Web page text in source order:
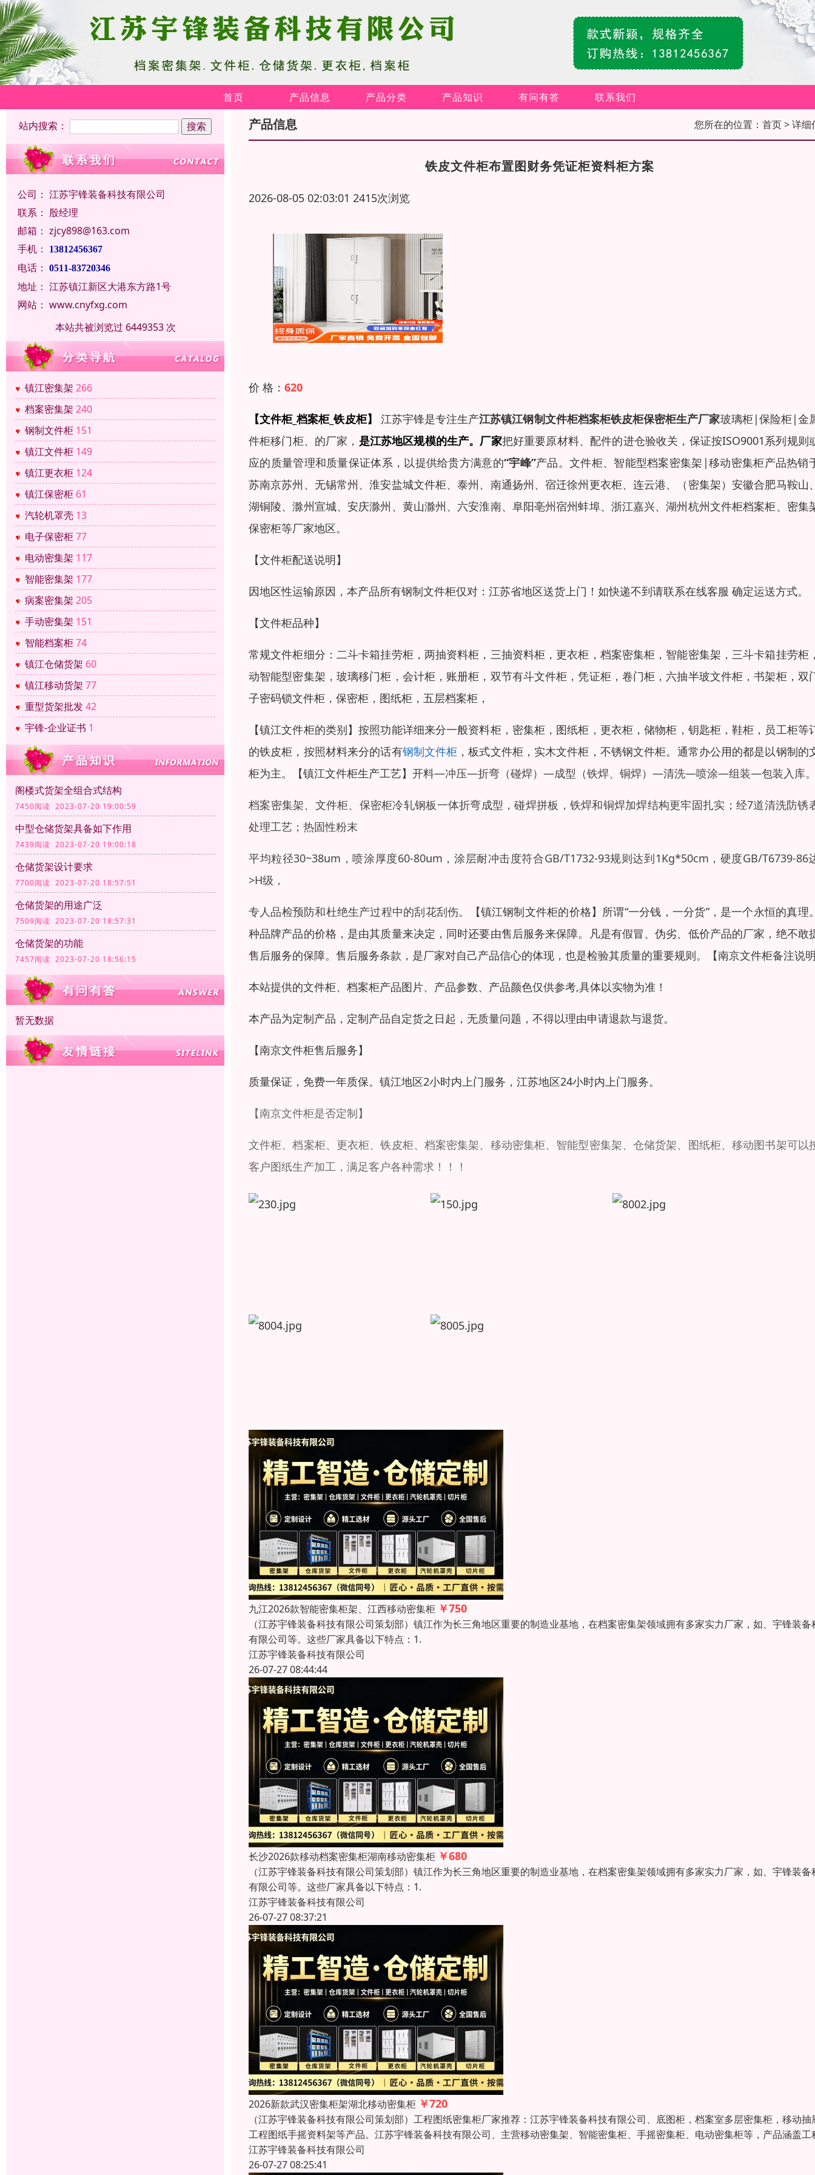
首页 产品信息 产品分类 产品知识 有问有答 联系我们
站内搜索：
公司： 江苏宇锋装备科技有限公司
联系： 殷经理
邮箱： zjcy898@163.com
手机：
13812456367
电话： 0511-83720346
地址： 江苏镇江新区大港东方路1号
网站： www.cnyfxg.com
本站共被浏览过 6449353 次
镇江密集架 266
档案密集架 240
钢制文件柜 151
镇江文件柜 149
镇江更衣柜 124
镇江保密柜 61
汽轮机罩壳 13
电子保密柜77
电动密集架 117
智能密集架 177
病案密集架 205
手动密集架 151
智能档案柜74
镇江仓储货架 60
镇江移动货架 77
重型货架批发42
宇锋-企业证书 1
阁楼式货架全组合式结构
7450阅读 2023-07-20 19:00:59
中型仓储货架具备如下作用
7439阅读 2023-07-20 19:00:18
仓储货架设计要求
7700阅读 2023-07-20 18:57:51
仓储货架的用途广泛
7509阅读 2023-07-20 18:57:31
仓储货架的功能
7457阅读 2023-07-20 18:56:15
暂无数据
产品信息 您所在的位置： 首页> 详细
铁皮文件柜布置图财务凭证柜资料柜方案
2026-08-05 02:03:01 2415次浏览
价 格： 620
【文件柜_档案柜_铁皮柜】 江苏宇锋是专注生产江苏镇江钢制文件柜档案柜铁皮柜保密柜生产厂家玻璃柜|保险柜|金
件柜移门柜、 的厂家， 是江苏地区规模的生产。厂家把好重要原材料、配件的进仓验收关，保证按ISO9001系列规则
应的质量管理和质量保证体系，以提供给贵方满意的“宇峰”产品。文件柜、智能型档案密集架|移动密集柜产品热销
苏南京苏州、无锡常州、淮安盐城文件柜、泰州、南通扬州、宿迁徐州更衣柜、连云港、（密集架）安徽合肥马鞍山
湖铜陵、滁州宣城、安庆滁州、黄山滁州、六安淮南、阜阳亳州宿州蚌埠、浙江嘉兴、湖州杭州文件柜档案柜、密集
保密柜等厂家地区。
【文件柜配送说明】
因地区性运输原因，本产品所有钢制文件柜仅对：江苏省地区送货上门！如快递不到请联系在线客服 确定运送方式。
【文件柜品种】
常规文件柜细分：二斗卡箱挂劳柜，两抽资料柜，三抽资料柜，更衣柜，档案密集柜，智能密集架，三斗卡箱挂劳柜
动智能型密集架，玻璃移门柜，会计柜，账册柜，双节有斗文件柜，凭证柜，卷门柜，六抽半玻文件柜，书架柜，双
子密码锁文件柜，保密柜，图纸柜，五层档案柜，
【镇江文件柜的类别】按照功能详细来分一般资料柜，密集柜，图纸柜，更衣柜，储物柜，钥匙柜，鞋柜，员工柜等
的铁皮柜，按照材料来分的话有钢制文件柜 ，板式文件柜，实木文件柜，不锈钢文件柜。通常办公用的都是以钢制的
柜为主。
【镇江文件柜生产工艺】 开料—冲压—折弯（碰焊）—成型（铁焊、铜焊）—清洗—喷涂—组装—包装入库
档案密集架、文件柜、保密柜冷轧钢板一体折弯成型，碰焊拼板，铁焊和铜焊加焊结构更牢固扎实；经7道清洗防锈
处理工艺；热固性粉末
平均粒径30~38um，喷涂厚度60-80um，涂层耐冲击度符合GB/T1732-93规则达到1Kg*50cm，硬度GB/T6739-86
>H级，
专人品检预防和杜绝生产过程中的刮花刮伤。 【镇江钢制文件柜的价格】 所谓“一分钱，一分货”，是一个永恒的真理
种品牌产品的价格，是由其质量来决定，同时还要由售后服务来保障。凡是有假冒、伪劣、低价产品的厂家，绝不敢
售后服务的保障。售后服务条款，是厂家对自己产品信心的体现，也是检验其质量的重要规则。
【南京文件柜备注说
本站提供的文件柜、档案柜产品图片、产品参数、产品颜色仅供参考,具体以实物为准！
本产品为定制产品，定制产品自定货之日起，无质量问题，不得以理由申请退款与退货。
【南京文件柜售后服务】
质量保证，免费一年质保。镇江地区2小时内上门服务，江苏地区24小时内上门服务。
【南京文件柜是否定制】
文件柜、档案柜、更衣柜、铁皮柜、档案密集架、移动密集柜、智能型密集架、仓储货架、图纸柜、移动图书架可以
客户图纸生产加工，满足客户各种需求！！！
九江2026款智能密集柜架、江西移动密集柜 ￥750
（江苏宇锋装备科技有限公司策划部）镇江作为长三角地区重要的制造业基地，在档案密集架领域拥有多家实力厂家，如、宇锋装备
有限公司等。这些厂家具备以下特点：1.
江苏宇锋装备科技有限公司
26-07-27 08:44:44
长沙2026款移动档案密集柜湖南移动密集柜 ￥680
（江苏宇锋装备科技有限公司策划部）镇江作为长三角地区重要的制造业基地，在档案密集架领域拥有多家实力厂家，如、宇锋装备
有限公司等。这些厂家具备以下特点：1.
江苏宇锋装备科技有限公司
26-07-27 08:37:21
2026新款武汉密集柜架湖北移动密集柜 ￥720
（江苏宇锋装备科技有限公司策划部）工程图纸密集柜厂家推荐：江苏宇锋装备科技有限公司、底图柜，档案室多层密集柜，移动抽
工程图纸手摇资料架等产品。江苏宇锋装备科技有限公司、主营移动密集架、智能密集柜、手摇密集柜、电动密集柜等，产品涵盖工
江苏宇锋装备科技有限公司
26-07-27 08:25:41